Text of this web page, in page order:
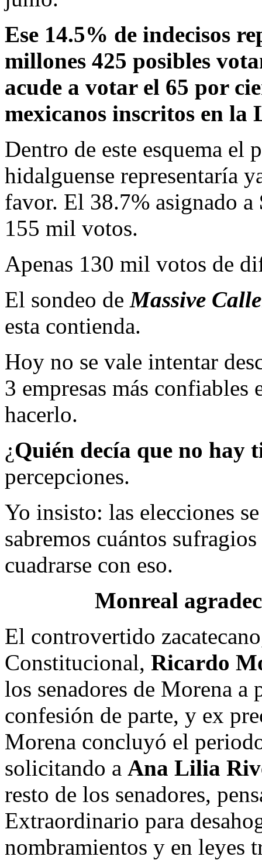
Ese 14.5% de indecisos
millones 425 posibles
acude a votar el 65 por
mexicanos inscritos en la
Dentro de este esquema el
hidalguense representaría
favor. El 38.7% asignado a
155 mil votos.
Apenas 130 mil votos de
El sondeo deMassive
esta contienda.
Hoy no se vale intentar
3 empresas más confiables
hacerlo.
¿Quién decía que no hay
percepciones.
Yo insisto: las elecciones
sabremos cuántos
cuadrarse con eso.
Monreal
El controvertido
Constitucional, Ricardo
los senadores de Morena
confesión de parte, y ex
Morena concluyó el
solicitando a Ana Lilia
resto de los senadores,
Extraordinario para
nombramientos y en leyes